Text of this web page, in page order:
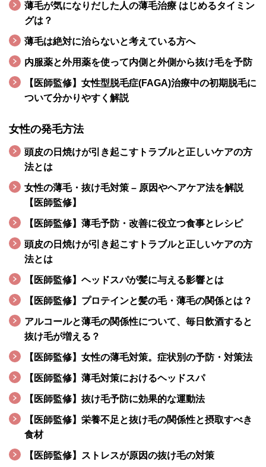
薄毛が気になりだした人の薄毛治療 はじめるタイミン
グは？
薄毛は絶対に治らないと考えている方へ
内服薬と外用薬を使って内側と外側から抜け毛を予防
【医師監修】女性型脱毛症(FAGA)治療中の初期脱毛に
ついて分かりやすく解説
女性の発毛方法
頭皮の日焼けが引き起こすトラブルと正しいケアの方
法とは
女性の薄毛・抜け毛対策 – 原因やヘアケア法を解説
【医師監修】
【医師監修】薄毛予防・改善に役立つ食事とレシピ
頭皮の日焼けが引き起こすトラブルと正しいケアの方
法とは
【医師監修】ヘッドスパが髪に与える影響とは
【医師監修】プロテインと髪の毛・薄毛の関係とは？
アルコールと薄毛の関係性について、毎日飲酒すると
抜け毛が増える？
【医師監修】女性の薄毛対策。症状別の予防・対策法
【医師監修】薄毛対策におけるヘッドスパ
【医師監修】抜け毛予防に効果的な運動法
【医師監修】栄養不足と抜け毛の関係性と摂取すべき
食材
【医‌師‌監‌修】‌ス‌ト‌レ‌ス‌が‌原‌因‌の‌抜‌け‌毛‌の‌対‌策‌